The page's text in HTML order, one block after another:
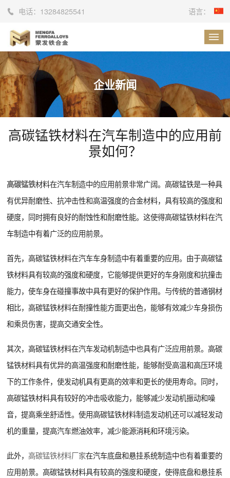
电话： 13284825541 语言：
企业新闻
高碳锰铁材料在汽车制造中的应用前
景如何？
高碳锰铁材料在汽车制造中的应用前景非常广阔。高碳锰铁是一种具
有优异耐磨性、抗冲击性和高温强度的合金材料，具有较高的强度和
硬度，同时拥有良好的耐蚀性和耐磨性能。这使得高碳锰铁材料在汽
车制造中有着广泛的应用前景。
首先，高碳锰铁材料在汽车车身制造中有着重要的应用。由于高碳锰
铁材料具有较高的强度和硬度，它能够提供更好的车身刚度和抗撞击
能力，使车身在碰撞事故中具有更好的保护作用。与传统的普通钢材
相比，高碳锰铁材料在耐撞性能方面更出色，能够有效减少车身损伤
和乘员伤害，提高交通安全性。
其次，高碳锰铁材料在汽车发动机制造中也具有广泛应用前景。高碳
锰铁材料具有优异的高温强度和耐磨性能，能够耐受高温和高压环境
下的工作条件，使发动机具有更高的效率和更长的使用寿命。同时，
高碳锰铁材料具有较好的冲击吸收能力，能够减少发动机振动和噪
音，提高乘坐舒适性。使用高碳锰铁材料制造发动机还可以减轻发动
机的重量，提高汽车燃油效率，减少能源消耗和环境污染。
此外，高碳锰铁材料厂家在汽车底盘和悬挂系统制造中也有着重要的
应用前景。高碳锰铁材料具有较高的强度和硬度，使得底盘和悬挂系